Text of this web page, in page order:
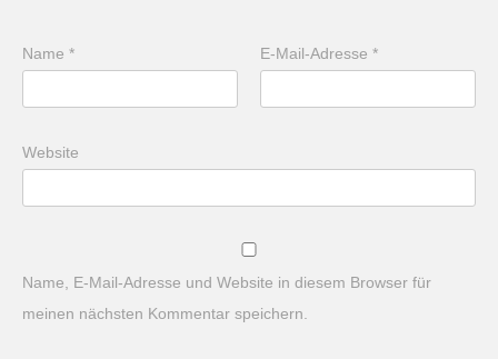
Name * E-Mail-Adresse*
Website
Name, E-Mail-Adresse und Website in diesem Browser für
meinen nächsten Kommentar speichern.